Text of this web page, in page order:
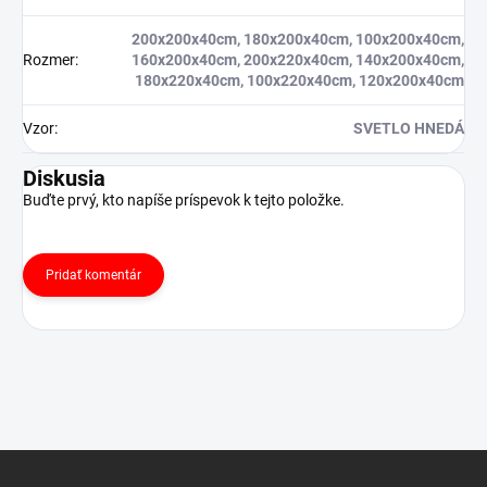
Rozmer:
200x200x40cm, 180x200x40cm, 100x200x40cm,
160x200x40cm, 200x220x40cm, 140x200x40cm,
180x220x40cm, 100x220x40cm, 120x200x40cm
Vzor: SVETLO HNEDÁ
Diskusia
Buďte prvý, kto napíše príspevok k tejto položke.
Pridať komentár